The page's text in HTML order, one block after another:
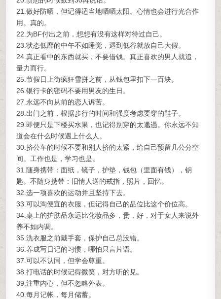
21.做好防晒，但记得适当地晒晒太阳。心情也会进行光合作
用。真的。
22.为BF付出之前，想想有没有这样对待过自己。
23.状态低靡的中午不如睡觉，遇到低谷就放自己大假。
24.真正看中的东西就买，不要借钱。真正喜欢的男人就追，
量力而行。
25.节假日上街疯狂雪拼之前，从钱包里扣下一百块。
26.银行卡的密码不要用男友的生日。
27.永远不向从前的恋人诉苦。
28.出门之前，根据步行的时间和强度考虑要穿的鞋子。
29.即便只是下楼买水果，也记得别穿的太邋遢。你永远不知
道会在什么时候遇上什么人。
30.挤公车的时候不要和别人挤的太紧，给自己预留几公分空
间。工作也是，学习也是。
31.随身携带：面纸，镜子，护垫，钱包（里面有钱），钥
匙。不随身携带：旧情人送的戒指，照片，回忆。
32.选一项喜欢的运动并且坚持下去。
33.可以淘便宜的衣服，但记得自己的品位比这个价位高。
34.桌上的护肤品永远比化妆品多，贵，好，对于女人来说外
养不如内调。
35.洗衣服之前戴手套，保护自己总没错。
36.养成写日记的习惯，哪怕只言片语。
37.可以不认同，但学会尊重。
38.打电话的时候记得微笑，对方听的见。
39.注重内心，但不忽略外表。
40.每月记帐，每月储蓄。